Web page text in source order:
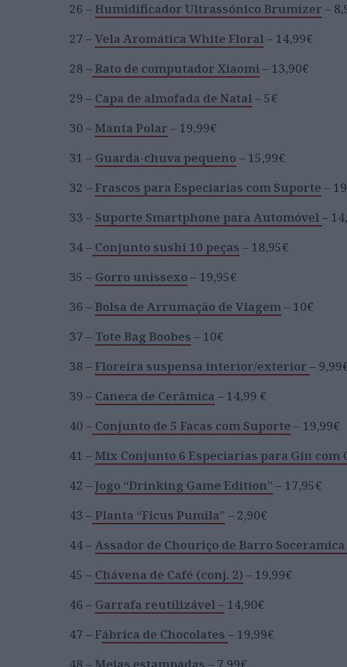
26 –Humidificador Ultrassónico Brumizer –
27 –Vela Aromática White Floral– 14,99€
28 –Rato de computador Xiaomi– 13,90€
29 – Capa de almofada de Natal– 5€
30 –Manta Polar – 19,99€
31 – Guarda-chuva pequeno – 15,99€
32 –Frascos para Especiarias com Suporte –
33 –Suporte Smartphone para Automóvel–
34 –Conjunto sushi 10 peças – 18,95€
35 – Gorro unissexo – 19,95€
36 –Bolsa de Arrumação de Viagem– 10€
37 – Tote Bag Boobes – 10€
38 –Floreira suspensa interior/exterior –
39 – Caneca de Cerâmica – 14,99 €
40 –Conjunto de 5 Facas com Suporte – 19,99€
41 –Mix Conjunto 6 Especiarias para Gin com
42 –Jogo “Drinking Game Edition” – 17,95€
43 –Planta “Ficus Pumila” – 2,90€
44 –Assador de Chouriço de Barro Soceramica
45 – Chávena de Café (conj. 2) – 19,99€
46 – Garrafa reutilizável –14,90€
47 – Fábrica de Chocolates – 19,99€